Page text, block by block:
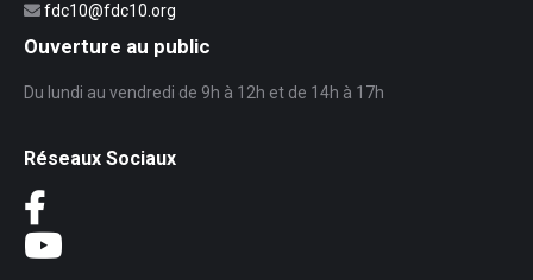
fdc10@fdc10.org
Ouverture au public
Du lundi au vendredi de 9h à 12h et de 14h à 17h
Réseaux Sociaux